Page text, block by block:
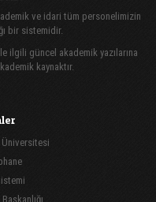
ve idari tüm personelimizin
bir sistemidir.
ilgili güncel akademik yazılarına
kaynaktır.